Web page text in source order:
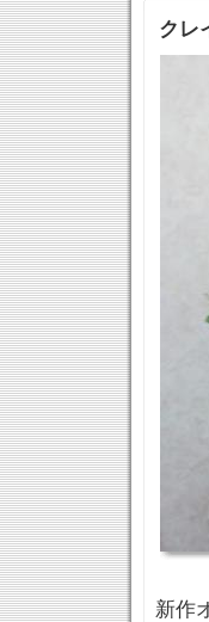
クレ
新作